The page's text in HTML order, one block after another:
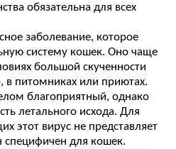
обязательна для всех
заболевание, которое
систему кошек. Оно чаще
большой скученности
питомниках или приютах.
благоприятный, однако
летального исхода. Для
этот вирус не представляет
специфичен для кошек.